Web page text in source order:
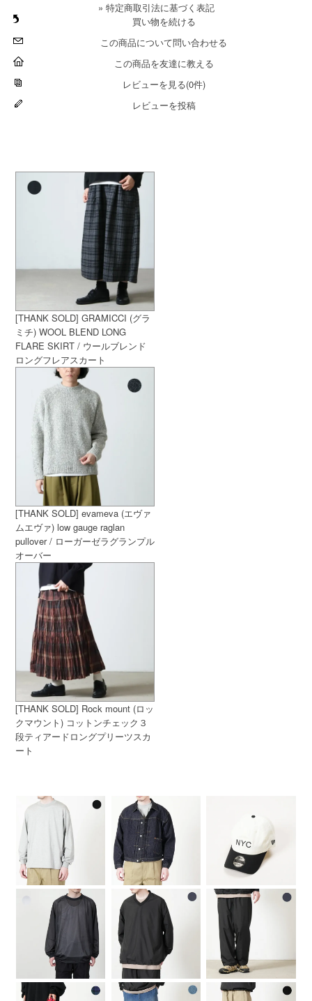
» 特定商取引法に基づく表記
買い物を続ける
この商品について問い合わせる
この商品を友達に教える
レビューを見る(0件)
レビューを投稿
[THANK SOLD] GRAMICCI (グラ
ミチ) WOOL BLEND LONG
FLARE SKIRT / ウールブレンド
ロングフレアスカート
[THANK SOLD] evameva (エヴァ
ムエヴァ) low gauge raglan
pullover / ローガーゼラグランプル
オーバー
[THANK SOLD] Rock mount (ロッ
クマウント) コットンチェック３
段ティアードロングプリーツスカ
ート